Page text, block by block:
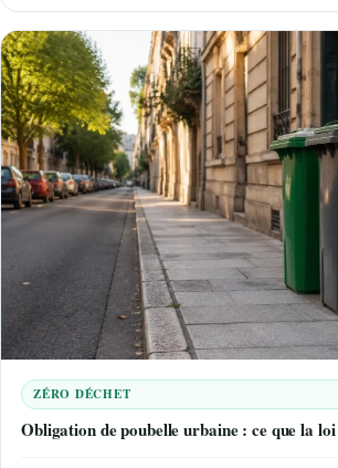
ZÉRO DÉCHET
Obligation de poubelle urbaine : ce que la